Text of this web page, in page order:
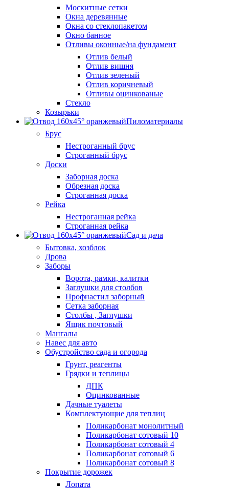
Москитные сетки
Окна деревянные
Окна со стеклопакетом
Окно банное
Отливы оконные/на фундамент
Отлив белый
Отлив вишня
Отлив зеленый
Отлив коричневый
Отливы оцинкованые
Стекло
Козырьки
Пиломатериалы
Брус
Нестроганный брус
Строганный брус
Доски
Заборная доска
Обрезная доска
Строганная доска
Рейка
Нестроганная рейка
Строганная рейка
Сад и дача
Бытовка, хозблок
Дрова
Заборы
Ворота, рамки, калитки
Заглушки для столбов
Профнастил заборный
Сетка заборная
Столбы , Заглушки
Ящик почтовый
Мангалы
Навес для авто
Обустройство сада и огорода
Грунт, реагенты
Грядки и теплицы
ДПК
Оцинкованные
Дачные туалеты
Комплектующие для теплиц
Поликарбонат монолитный
Поликарбонат сотовый 10
Поликарбонат сотовый 4
Поликарбонат сотовый 6
Поликарбонат сотовый 8
Покрытие дорожек
Лопата